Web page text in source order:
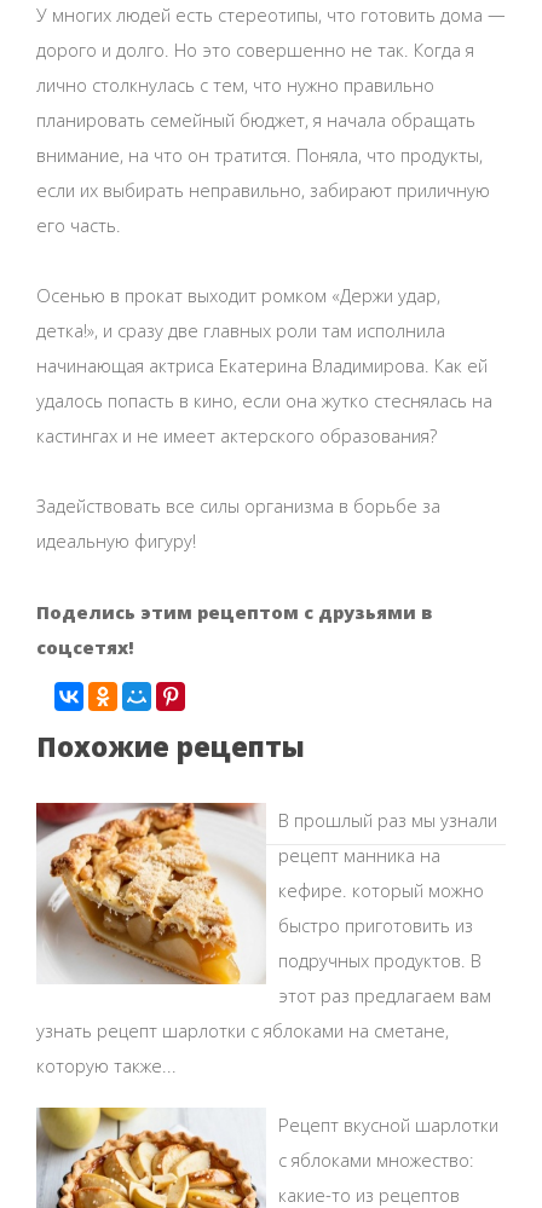
У многих людей есть стереотипы, что готовить дома —
дорого и долго. Но это совершенно не так. Когда я
лично столкнулась с тем, что нужно правильно
планировать семейный бюджет, я начала обращать
внимание, на что он тратится. Поняла, что продукты,
если их выбирать неправильно, забирают приличную
его часть.
Осенью в прокат выходит ромком «Держи удар,
детка!», и сразу две главных роли там исполнила
начинающая актриса Екатерина Владимирова. Как ей
удалось попасть в кино, если она жутко стеснялась на
кастингах и не имеет актерского образования?
Задействовать все силы организма в борьбе за
идеальную фигуру!
Поделись этим рецептом с друзьями в
соцсетях!
Похожие рецепты
В прошлый раз мы узнали
рецепт манника на
кефире. который можно
быстро приготовить из
подручных продуктов. В
этот раз предлагаем вам
узнать рецепт шарлотки с яблоками на сметане,
которую также...
Рецепт вкусной шарлотки
с яблоками множество:
какие-то из рецептов